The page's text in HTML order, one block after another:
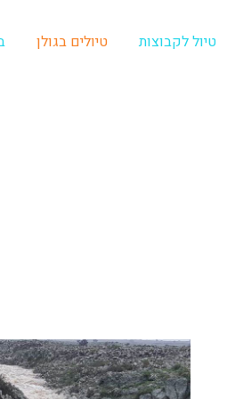
טיול לקבוצות טיולים בגולן